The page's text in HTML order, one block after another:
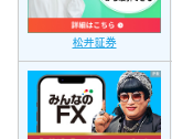
松井証券